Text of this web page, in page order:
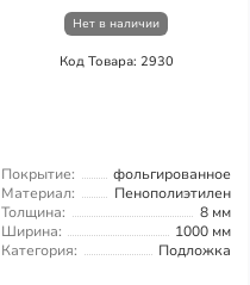
Нет в наличии
Код Товара: 2930
Покрытие:
фольгированное
Материал:
Пенополиэтилен
Толщина:
8 мм
Ширина:
1000 мм
Категория:
Подложка